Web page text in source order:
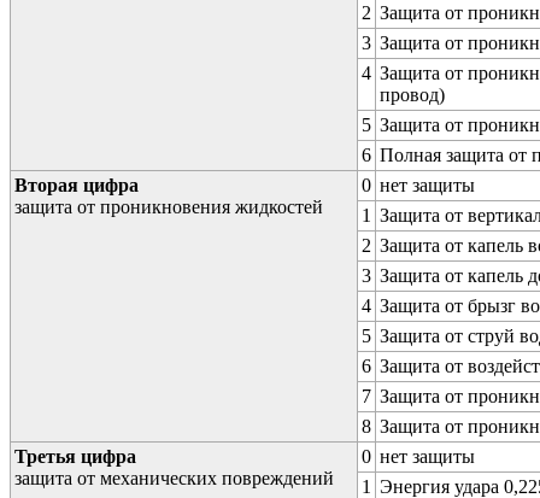
2 Защита от
3 Защита от
4 Защита от
провод)
5 Защита от
6 Полная защита от
Вторая цифра
защита от проникновения жидкостей
0 нет защиты
1 Защита от
2 Защита от капель
3 Защита от капель
4 Защита от брызг
5 Защита от струй
6 Защита от
7 Защита от
8 Защита от
Третья цифра
защита от механических повреждений
0 нет защиты
1 Энергия удара